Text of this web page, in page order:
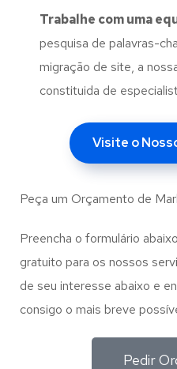
Trabalhe com uma
pesquisa de palavras-
migração de site, a
constituida de
Visite o
Peça um Orçamento de
Preencha o formulário
gratuito para os nossos
de seu interesse abaixo e
consigo o mais breve
Pedir